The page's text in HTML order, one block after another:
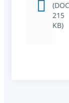
(DOC
215
KB)